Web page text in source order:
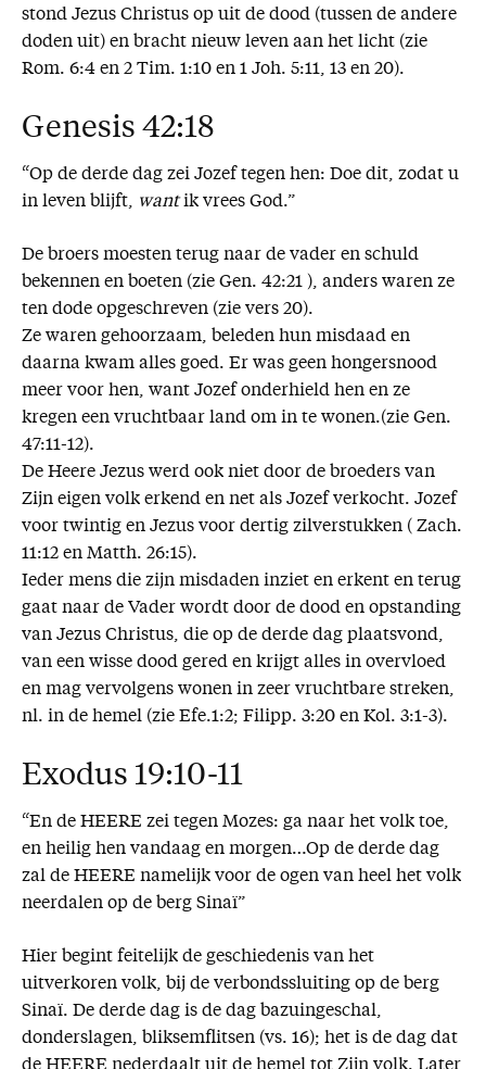
stond Jezus Christus op uit de dood (tussen de andere
doden uit) en bracht nieuw leven aan het licht (zie
Rom. 6:4 en 2 Tim. 1:10 en 1 Joh. 5:11, 13 en 20).
Genesis 42:18
“Op de derde dag zei Jozef tegen hen: Doe dit, zodat u
in leven blijft, wantik vrees God.”
De broers moesten terug naar de vader en schuld
bekennen en boeten (zie Gen. 42:21 ), anders waren ze
ten dode opgeschreven (zie vers 20).
Ze waren gehoorzaam, beleden hun misdaad en
daarna kwam alles goed. Er was geen hongersnood
meer voor hen, want Jozef onderhield hen en ze
kregen een vruchtbaar land om in te wonen.(zie Gen.
47:11-12).
De Heere Jezus werd ook niet door de broeders van
Zijn eigen volk erkend en net als Jozef verkocht. Jozef
voor twintig en Jezus voor dertig zilverstukken ( Zach.
11:12 en Matth. 26:15).
Ieder mens die zijn misdaden inziet en erkent en terug
gaat naar de Vader wordt door de dood en opstanding
van Jezus Christus, die op de derde dag plaatsvond,
van een wisse dood gered en krijgt alles in overvloed
en mag vervolgens wonen in zeer vruchtbare streken,
nl. in de hemel (zie Efe.1:2; Filipp. 3:20 en Kol. 3:1-3).
Exodus 19:10-11
“En de HEERE zei tegen Mozes: ga naar het volk toe,
en heilig hen vandaag en morgen…Op de derde dag
zal de HEERE namelijk voor de ogen van heel het volk
neerdalen op de berg Sinaï”
Hier begint feitelijk de geschiedenis van het
uitverkoren volk, bij de verbondssluiting op de berg
Sinaï. De derde dag is de dag bazuingeschal,
donderslagen, bliksemflitsen (vs. 16); het is de dag dat